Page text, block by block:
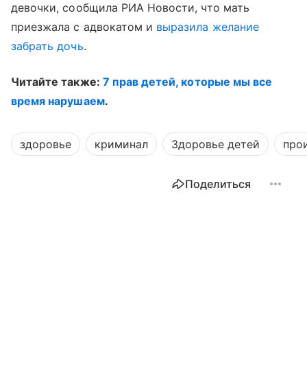
девочки, сообщила РИА Новости, что мать
приезжала с адвокатом и выразила желание
забрать дочь.
Читайте также: 7 прав детей, которые мы все
время нарушаем.
здоровье криминал Здоровье детей
Поделиться